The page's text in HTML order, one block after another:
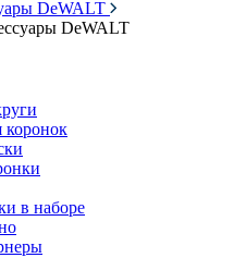
DeWALT
DeWALT
коронок
в наборе